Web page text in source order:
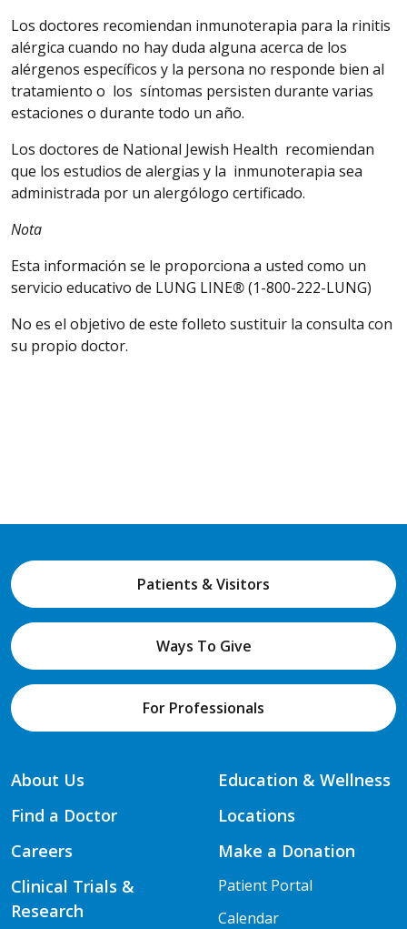
Los doctores recomiendan inmunoterapia para la rinitis
alérgica cuando no hay duda alguna acerca de los
alérgenos específicos y la persona no responde bien al
tratamiento o los síntomas persisten durante varias
estaciones o durante todo un año.
Los doctores de National Jewish Health recomiendan
que los estudios de alergias y la inmunoterapia sea
administrada por un alergólogo certificado.
Nota
Esta información se le proporciona a usted como un
servicio educativo de LUNG LINE®(1-800-222-LUNG)
No es el objetivo de este folleto sustituir la consulta con
su propio doctor.
Patients & Visitors
Ways To Give
For Professionals
About Us
Find a Doctor
Careers
Clinical Trials &
Research
Education & Wellness
Locations
Make a Donation
Patient Portal
Calendar